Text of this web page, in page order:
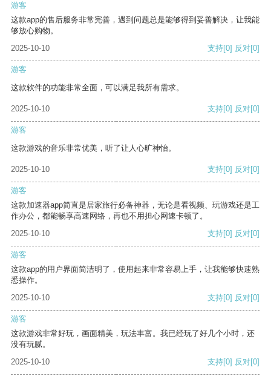
游客
这款app的售后服务非常完善，遇到问题总是能够得到妥善解决，让我能
够放心购物。
2025-10-10
支持[0] 反对[0]
游客
这款软件的功能非常全面，可以满足我所有需求。
2025-10-10 支持[0] 反对[0]
游客
这款游戏的音乐非常优美，听了让人心旷神怡。
2025-10-10 支持[0] 反对[0]
游客
这款加速器app简直是居家旅行必备神器，无论是看视频、玩游戏还是工
作办公，都能畅享高速网络，再也不用担心网速卡顿了。
2025-10-10
支持[0] 反对[0]
游客
这款app的用户界面简洁明了，使用起来非常容易上手，让我能够快速熟
悉操作。
2025-10-10
支持[0] 反对[0]
游客
这款游戏非常好玩，画面精美，玩法丰富。我已经玩了好几个小时，还
没有玩腻。
2025-10-10
支持[0] 反对[0]